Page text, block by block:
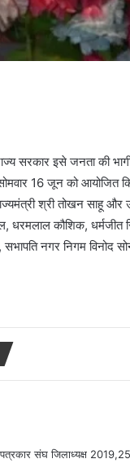
इसे जनता की
16 जून को आयोजित
श्री तोखन साहू
कौशिक, धर्मजीत
नगर निगम विनोद
संघ जिलाध्यक्ष